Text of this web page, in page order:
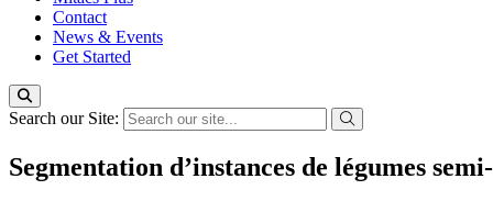
Contact
News & Events
Get Started
Search our Site:
Segmentation d’instances de légumes